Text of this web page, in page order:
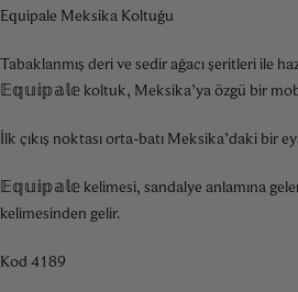
Equipale Meksika Koltuğu
Tabaklanmış deri ve sedir ağacı şeritleri ile
𝔼𝕢𝕦𝕚𝕡𝕒𝕝𝕖 koltuk, Meksika’ya özgü bir
İlk çıkış noktası orta-batı Meksika’daki bir
𝔼𝕢𝕦𝕚𝕡𝕒𝕝𝕖 kelimesi, sandalye anlamına
kelimesinden gelir.
Kod 4189